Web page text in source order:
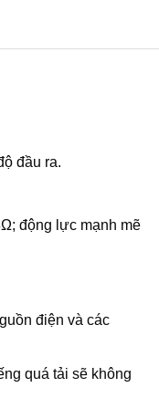
đầu ra.
động lực mạnh mẽ
điện và các
quá tải sẽ không